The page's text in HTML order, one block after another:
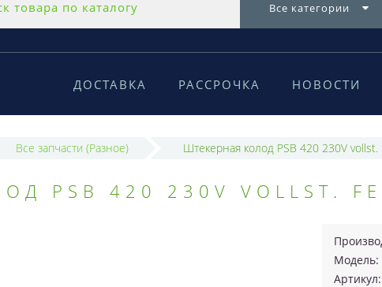
Все категории
ДОСТАВКА РАССРОЧКА НОВОСТИ
Все запчасти (Разное) Штекерная колод PSB 420 230V vollst.
PSB 420 230V VOLLST.
Модель:
Артикул: